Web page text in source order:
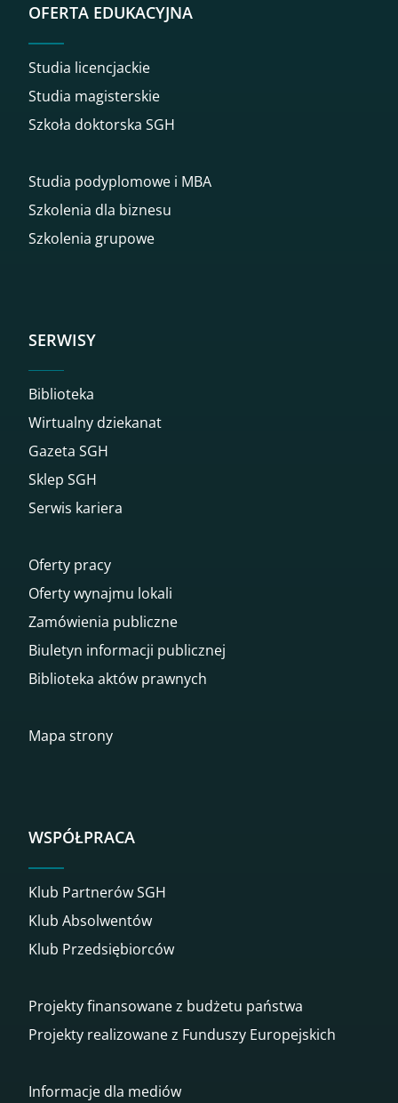
OFERTA EDUKACYJNA
Studia licencjackie
Studia magisterskie
Szkoła doktorska SGH
Studia podyplomowe i MBA
Szkolenia dla biznesu
Szkolenia grupowe
SERWISY
Biblioteka
Wirtualny dziekanat
Gazeta SGH
Sklep SGH
Serwis kariera
Oferty pracy
Oferty wynajmu lokali
Zamówienia publiczne
Biuletyn informacji publicznej
Biblioteka aktów prawnych
Mapa strony
WSPÓŁPRACA
Klub Partnerów SGH
Klub Absolwentów
Klub Przedsiębiorców
Projekty finansowane z budżetu państwa
Projekty realizowane z Funduszy Europejskich
Informacje dla mediów